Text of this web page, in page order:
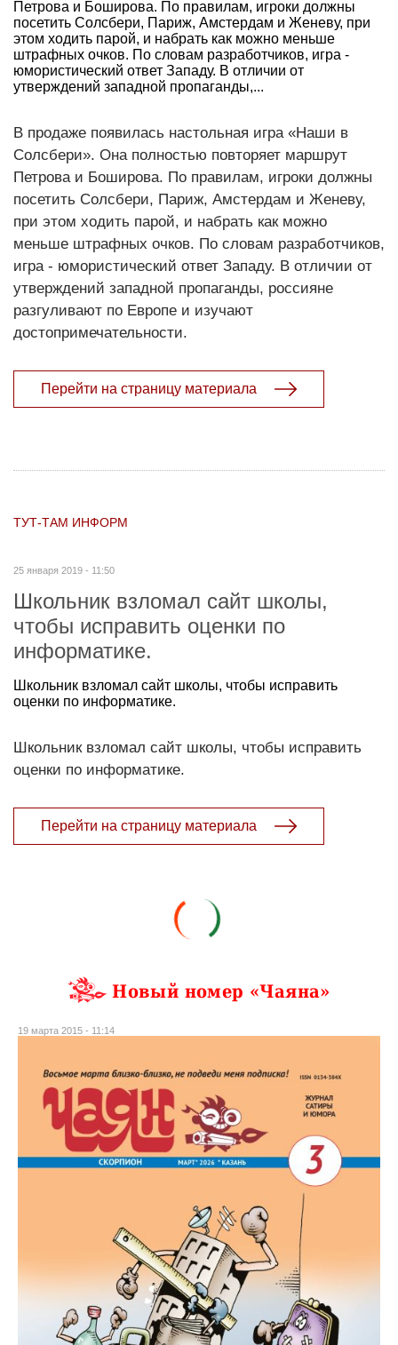
Петрова и Боширова. По правилам, игроки должны
посетить Солсбери, Париж, Амстердам и Женеву, при
этом ходить парой, и набрать как можно меньше
штрафных очков. По словам разработчиков, игра -
юмористический ответ Западу. В отличии от
утверждений западной пропаганды,...
В продаже появилась настольная игра «Наши в
Солсбери». Она полностью повторяет маршрут
Петрова и Боширова. По правилам, игроки должны
посетить Солсбери, Париж, Амстердам и Женеву,
при этом ходить парой, и набрать как можно
меньше штрафных очков. По словам разработчиков,
игра - юмористический ответ Западу. В отличии от
утверждений западной пропаганды, россияне
разгуливают по Европе и изучают
достопримечательности.
Перейти на страницу материала
ТУТ-ТАМ ИНФОРМ
25 января 2019 - 11:50
Школьник взломал сайт школы,
чтобы исправить оценки по
информатике.
Школьник взломал сайт школы, чтобы исправить
оценки по информатике.
Школьник взломал сайт школы, чтобы исправить
оценки по информатике.
Перейти на страницу материала
Новый номер «Чаяна»
19 марта 2015 - 11:14